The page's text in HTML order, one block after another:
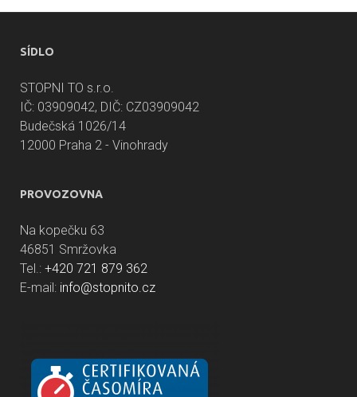
SÍDLO
STOPNI TO s.r.o.
IČ: 03909042, DIČ: CZ03909042
Budečská 1026/14
12000 Praha 2 - Vinohrady
PROVOZOVNA
Na kopečku 63
46851 Smržovka
Tel.: +420 721 879 362
E-mail: info@stopnito.cz